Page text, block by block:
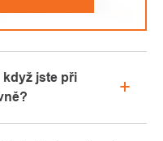
vhodného
přímo v našem
když jste při